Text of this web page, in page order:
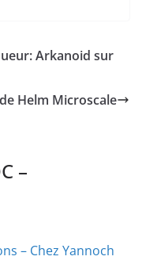
Arkanoid sur
Helm Microscale
–
– Chez Yannoch